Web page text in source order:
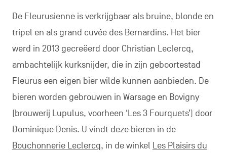
De Fleurusienne is verkrijgbaar als bruine, blonde en
tripel en als grand cuvée des Bernardins. Het bier
werd in 2013 gecreëerd door Christian Leclercq,
ambachtelijk kurksnijder, die in zijn geboortestad
Fleurus een eigen bier wilde kunnen aanbieden. De
bieren worden gebrouwen in Warsage en Bovigny
(brouwerij Lupulus, voorheen ‘Les 3 Fourquets’) door
Dominique Denis. U vindt deze bieren in de
Bouchonnerie Leclercq, in de winkel Les Plaisirs du